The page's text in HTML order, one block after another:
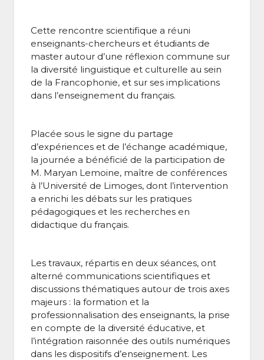
Cette rencontre scientifique a réuni
enseignants-chercheurs et étudiants de
master autour d’une réflexion commune sur
la diversité linguistique et culturelle au sein
de la Francophonie, et sur ses implications
dans l’enseignement du français.
Placée sous le signe du partage
d’expériences et de l’échange académique,
la journée a bénéficié de la participation de
M. Maryan Lemoine, maître de conférences
à l’Université de Limoges, dont l’intervention
a enrichi les débats sur les pratiques
pédagogiques et les recherches en
didactique du français.
Les travaux, répartis en deux séances, ont
alterné communications scientifiques et
discussions thématiques autour de trois axes
majeurs : la formation et la
professionnalisation des enseignants, la prise
en compte de la diversité éducative, et
l’intégration raisonnée des outils numériques
dans les dispositifs d’enseignement. Les